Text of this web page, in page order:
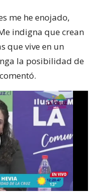
me he enojado,
indigna que crean
que vive en un
la posibilidad de